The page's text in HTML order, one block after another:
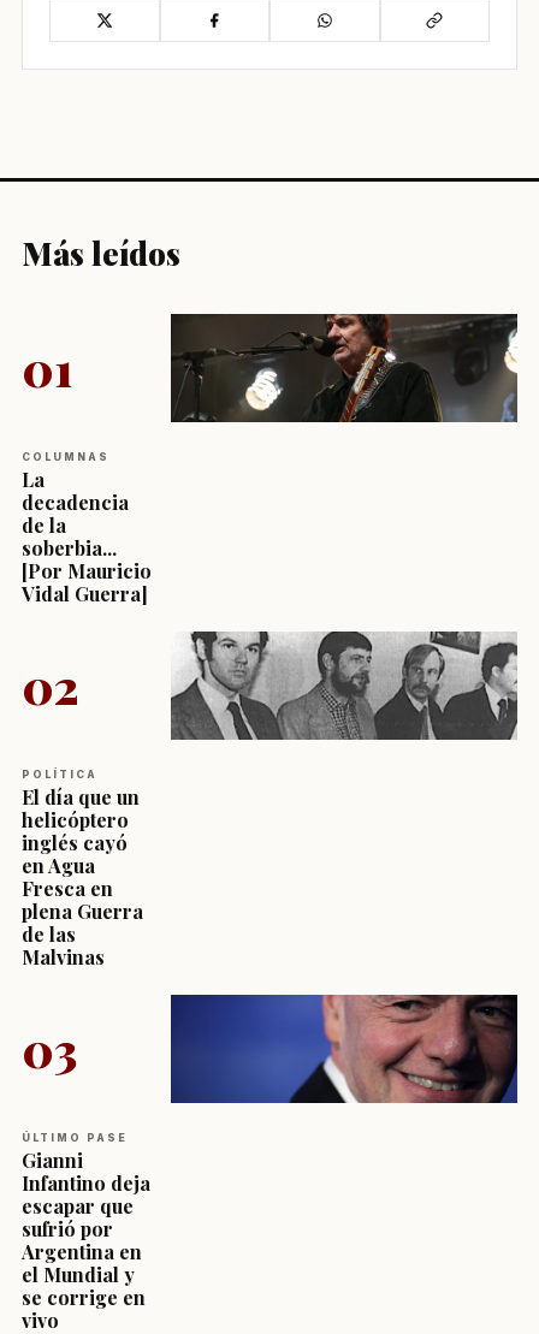
Más leídos
01
COLUMNAS
La
decadencia
de la
soberbia...
[Por Mauricio
Vidal Guerra]
02
POLÍTICA
El día que un
helicóptero
inglés cayó
en Agua
Fresca en
plena Guerra
de las
Malvinas
03
ÚLTIMO PASE
Gianni
Infantino deja
escapar que
sufrió por
Argentina en
el Mundial y
se corrige en
vivo